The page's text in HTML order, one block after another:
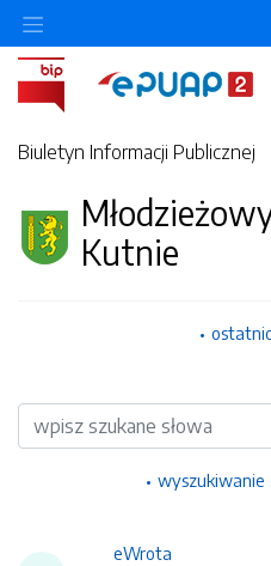
Biuletyn Informacji Publicznej
Kutnie
Wyszukiwarka
wyszukiwanie
eWrota